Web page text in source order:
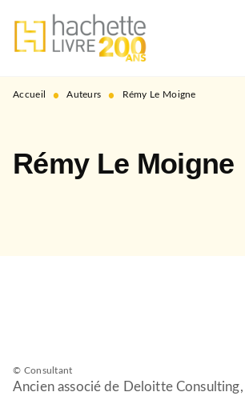
MENU RECHERCHE
PIED DE PAGE
Accueil • Auteurs • Rémy Le Moigne
Rémy Le Moigne
Ancien associé de Deloitte
© Consultant